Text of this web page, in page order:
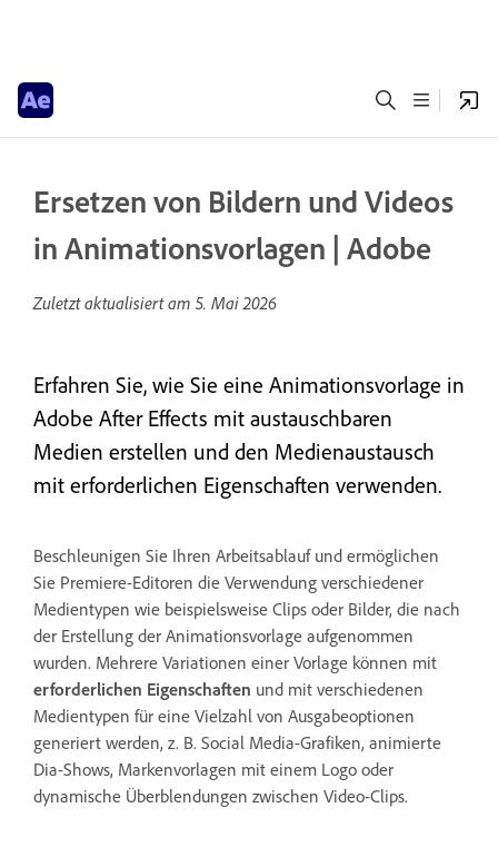
Ersetzen von Bildern und Videos
in Animationsvorlagen | Adobe
Zuletzt aktualisiert am 5. Mai 2026
Erfahren Sie, wie Sie eine Animationsvorlage in
Adobe After Effects mit austauschbaren
Medien erstellen und den Medienaustausch
mit erforderlichen Eigenschaften verwenden.
Beschleunigen Sie Ihren Arbeitsablauf und ermöglichen
Sie Premiere-Editoren die Verwendung verschiedener
Medientypen wie beispielsweise Clips oder Bilder, die nach
der Erstellung der Animationsvorlage aufgenommen
wurden. Mehrere Variationen einer Vorlage können mit
erforderlichen Eigenschaften und mit verschiedenen
Medientypen für eine Vielzahl von Ausgabeoptionen
generiert werden, z. B. Social Media-Grafiken, animierte
Dia-Shows, Markenvorlagen mit einem Logo oder
dynamische Überblendungen zwischen Video-Clips.